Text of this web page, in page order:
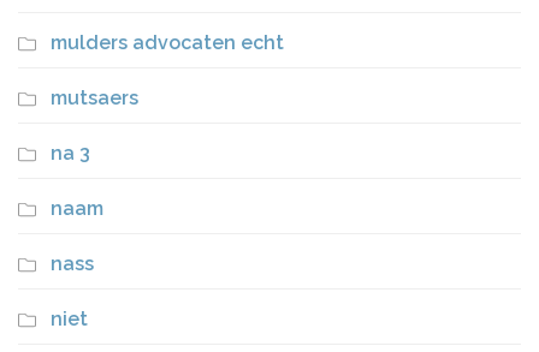
mulders advocaten echt
mutsaers
na 3
naam
nass
niet